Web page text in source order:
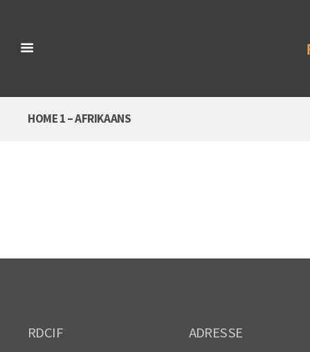
HOME 1 – AFRIKAANS
RDCIF ADRESSE